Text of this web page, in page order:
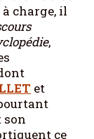
à charge, il
,
et
son
ce